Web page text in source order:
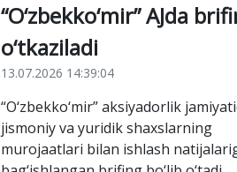
“O‘zbekko‘mir” AJda
o‘tkaziladi
13.07.2026 14:39:04
“O‘zbekko‘mir” aksiyadorlik
jismoniy va yuridik shaxslarning
murojaatlari bilan ishlash